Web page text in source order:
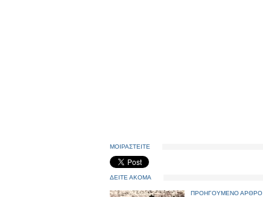
ΜΟΙΡΑΣΤΕΙΤΕ
ΔΕΙΤΕ ΑΚΟΜΑ
ΠΡΟΗΓΟΥΜΕΝΟ ΑΡΘΡΟ